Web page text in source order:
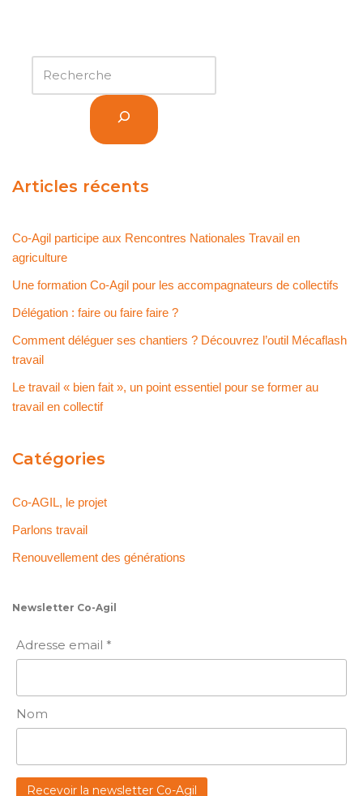
Articles récents
Co-Agil participe aux Rencontres Nationales Travail en
agriculture
Une formation Co-Agil pour les accompagnateurs de collectifs
Délégation : faire ou faire faire ?
Comment déléguer ses chantiers ? Découvrez l’outil Mécaflash
travail
Le travail « bien fait », un point essentiel pour se former au
travail en collectif
Catégories
Co-AGIL, le projet
Parlons travail
Renouvellement des générations
Newsletter Co-Agil
Adresse email *
Nom